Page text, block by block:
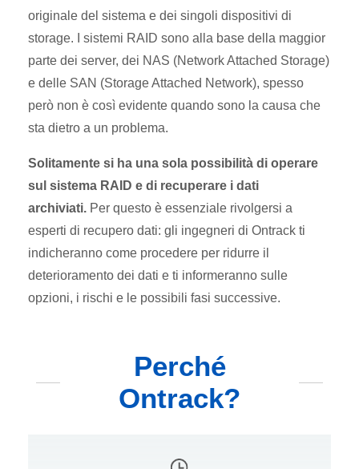
originale del sistema e dei singoli dispositivi di
storage. I sistemi RAID sono alla base della maggior
parte dei server, dei NAS (Network Attached Storage)
e delle SAN (Storage Attached Network), spesso
però non è così evidente quando sono la causa che
sta dietro a un problema.
Solitamente si ha una sola possibilità di operare
sul sistema RAID e di recuperare i dati
archiviati. Per questo è essenziale rivolgersi a
esperti di recupero dati: gli ingegneri di Ontrack ti
indicheranno come procedere per ridurre il
deterioramento dei dati e ti informeranno sulle
opzioni, i rischi e le possibili fasi successive.
Perché
Ontrack?